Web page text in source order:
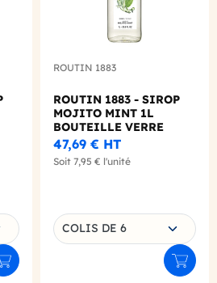
Ajouter au panier
ROUTIN 1883
ROUTIN 1883 - SIROP
MOJITO MINT 1L
BOUTEILLE VERRE
47,69 € HT
Soit 7,95 € l'unité
Choisissez une déclinaison
COLIS DE 6